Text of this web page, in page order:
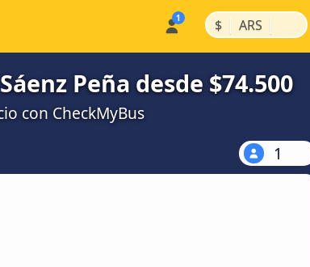
$ | ARS |
Peña desde $74.500
con CheckMyBus
1